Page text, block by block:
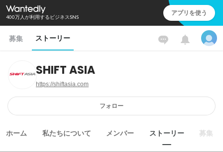
400万人が利用するビジネスSNS アプリを使う
募集 ストーリー
SHIFT ASIA
https://shiftasia.com
フォロー
ホーム 私たちについて メンバー ストーリー 募集